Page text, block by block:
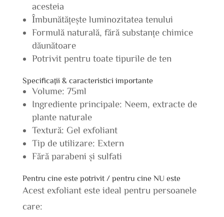
acesteia
Îmbunătățește luminozitatea tenului
Formulă naturală, fără substanțe chimice
dăunătoare
Potrivit pentru toate tipurile de ten
Specificații & caracteristici importante
Volume: 75ml
Ingrediente principale: Neem, extracte de
plante naturale
Textură: Gel exfoliant
Tip de utilizare: Extern
Fără parabeni și sulfati
Pentru cine este potrivit / pentru cine NU este
Acest exfoliant este ideal pentru persoanele
care: